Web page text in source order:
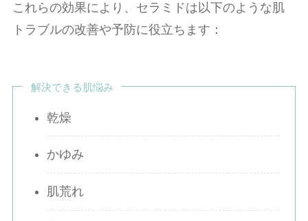
これらの効果により、セラミドは以下のような肌
トラブルの改善や予防に役立ちます：
解決できる肌悩み
乾燥
かゆみ
肌荒れ